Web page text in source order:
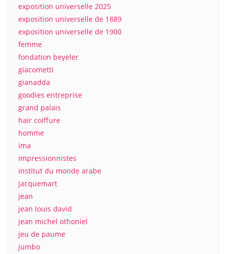
exposition universelle 2025
exposition universelle de 1889
exposition universelle de 1900
femme
fondation beyeler
giacometti
gianadda
goodies entreprise
grand palais
hair coiffure
homme
ima
impressionnistes
institut du monde arabe
jacquemart
jean
jean louis david
jean michel othoniel
jeu de paume
jumbo